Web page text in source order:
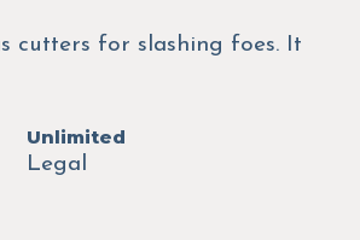
cutters for slashing foes. It
Unlimited
Legal